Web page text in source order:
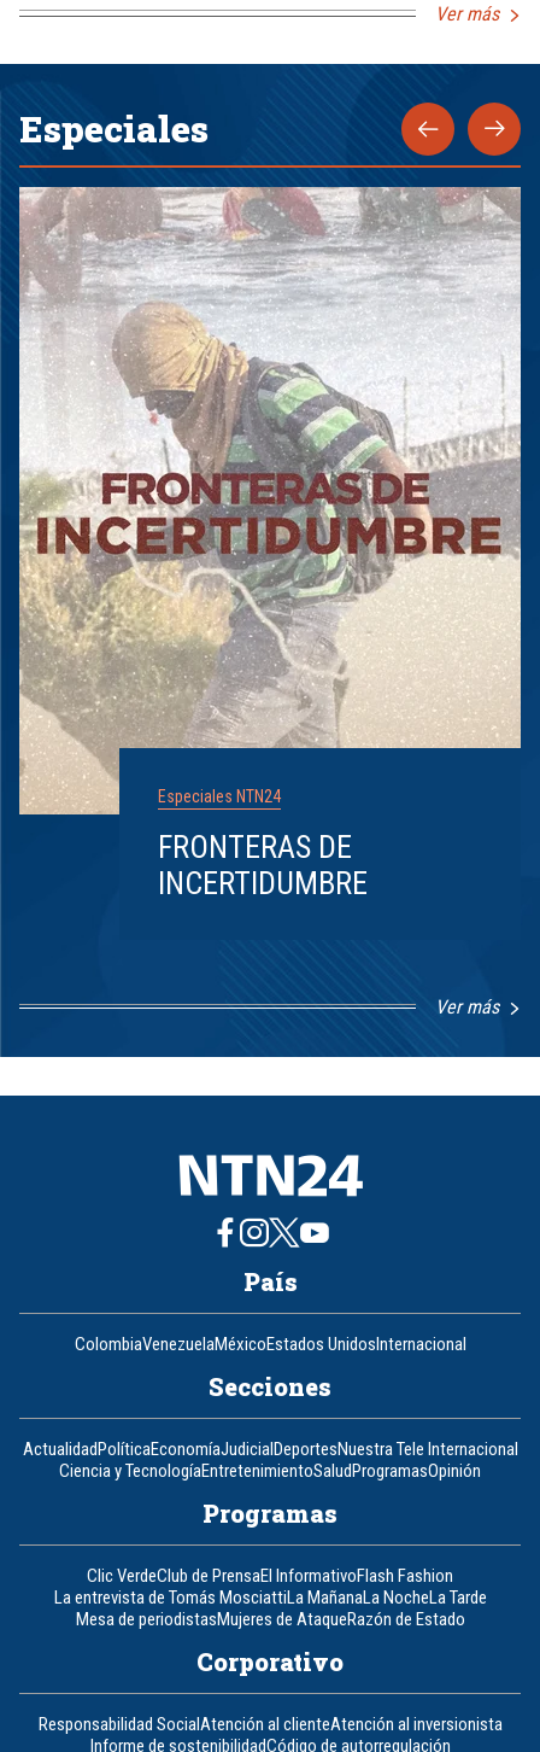
Ver más
Especiales
Especiales NTN24
FRONTERAS DE
INCERTIDUMBRE
Ver más
8
País
ColombiaVenezuelaMéxicoEstados UnidosInternacional
Secciones
ActualidadPolíticaEconomíaJudicialDeportesNuestra Tele Internacional
Ciencia y TecnologíaEntretenimientoSaludProgramasOpinión
Programas
Clic VerdeClub de PrensaEl InformativoFlash Fashion
La entrevista de Tomás MosciattiLa MañanaLa NocheLa Tarde
Mesa de periodistasMujeres de AtaqueRazón de Estado
Corporativo
Responsabilidad SocialAtención al clienteAtención al inversionista
Informe de sostenibilidadCódigo de autorregulación